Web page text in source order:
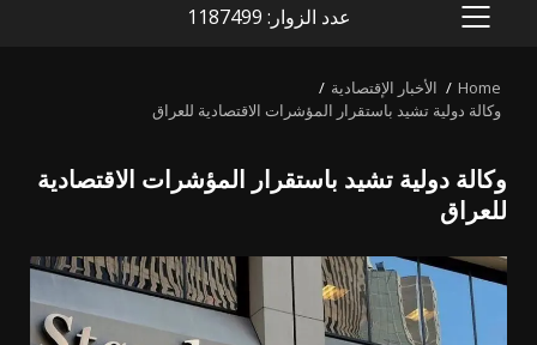
PRIMARY
عدد الزوار: 1187499
Home
الأخبار الإقتصادية
وكالة دولية تشيد باستقرار المؤشرات الاقتصادية للعراق
وكالة دولية تشيد باستقرار المؤشرات الاقتصادية
للعراق